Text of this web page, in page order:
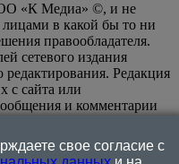
«К Медиа» ©, и не
в какой бы то ни
правообладателя.
сетевого издания
редактирования. Редакция
с сайта или
и комментарии
рекомендательные
свое согласие с